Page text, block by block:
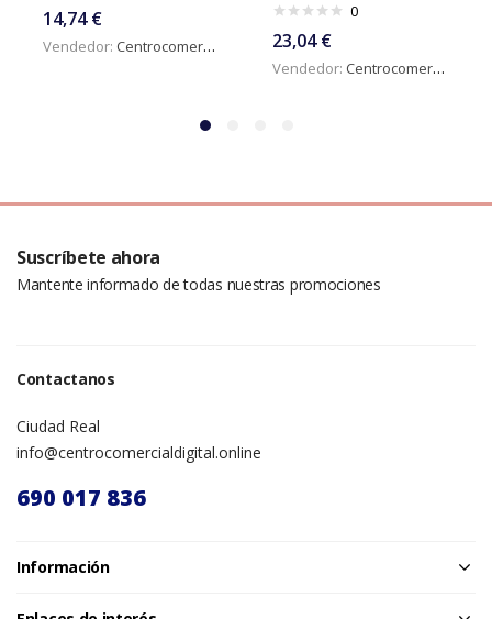
14,74€
Vendedor: Centrocomercialdigital
0
23,04€
Vendedor: Centrocomercialdigital
Suscríbete ahora
Mantente informado de todas nuestras promociones
Contactanos
Ciudad Real
info@centrocomercialdigital.online
690 017 836
Información